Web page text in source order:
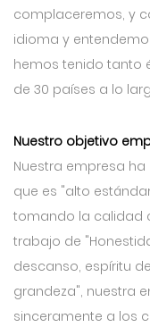
complaceremos, y
idioma y
hemos tenido tanto
de 30 países a lo
Nuestro objetivo
Nuestra empresa
que es "alto
tomando la calidad
trabajo de
descanso, espíritu
grandeza", nuestra
sinceramente a los